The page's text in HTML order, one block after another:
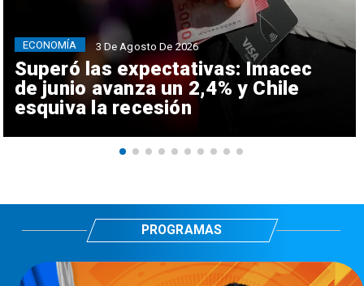
Superó las expectativas: Imacec
de junio avanza un 2,4% y Chile
esquiva la recesión
ECONOMÍA 3 De Agosto De 2026
PROGRAMAS